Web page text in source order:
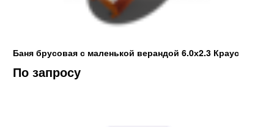
Баня брусовая с маленькой верандой 6.0х2.3 Краус
По запросу